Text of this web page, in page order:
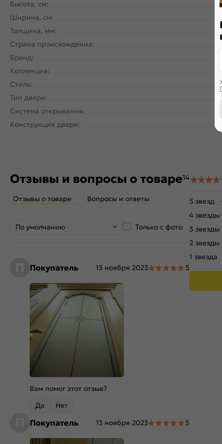
Высота, см:
Ширина, см:
Толщина, мм:
Страна происхождения:
Бренд:
Коллекция:
Стиль:
Тип двери:
Система открывания:
Конструкция двери:
Отзывы и вопросы о товаре14
Отзывы о товаре Вопросы и ответы
По умолчанию Только с фото
Покупатель 13 ноября 2023 5
Вам помог этот отзыв?
Да
Нет
Покупатель 13 ноября 2023 5
5 звезд
4 звезды
3 звезды
2 звезды
1 звезда